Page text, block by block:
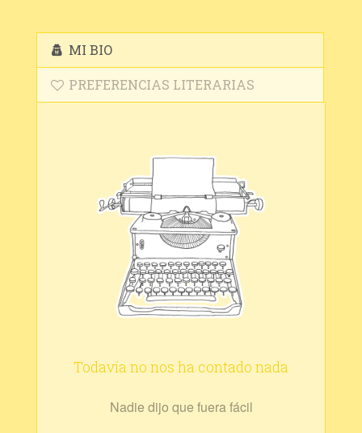
MI BIO
PREFERENCIAS LITERARIAS
Todavía no nos ha contado nada
Nadie dijo que fuera fácil